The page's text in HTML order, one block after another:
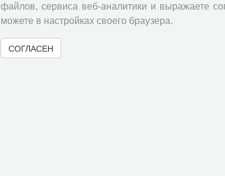
файлов, сервиса веб-аналитики и выражаете
можете в настройках своего браузера.
СОГЛАСЕН